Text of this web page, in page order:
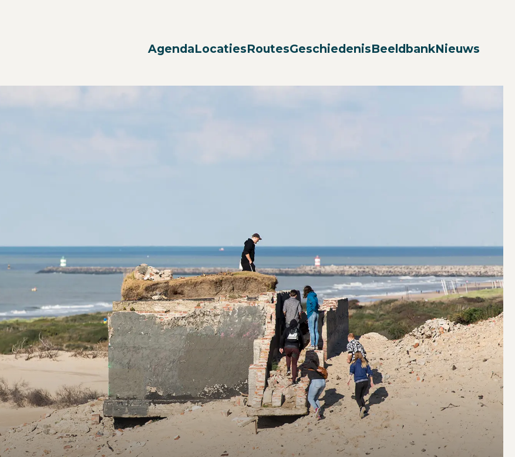
AgendaLocatiesRoutesGeschiedenisBeeldbankNieuws